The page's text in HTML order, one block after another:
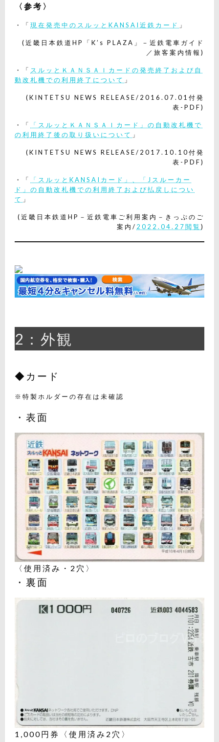
〈参考〉
・「 現在発売中のスルッとKANSAI近鉄カード 」
(近畿日本鉄道HP「K’s PLAZA」－近鉄電車ガイド
／旅客案内情報)
・「 スルッとＫＡＮＳＡＩカードの発売終了および自
動改札機での利用終了について 」
(KINTETSU NEWS RELEASE/2016.07.01付発
表-PDF)
・「
「スルッとＫＡＮＳＡＩカード」の自動改札機で
の利用終了後の取り扱いについて 」
(KINTETSU NEWS RELEASE/2017.10.10付発
表-PDF)
・「
「スルッとKANSAIカード」、「Jスルーカー
ド」の自動改札機での利用終了および払戻しについ
て 」
(近畿日本鉄道HP－近鉄電車ご利用案内－きっぷのご
案内/ 2022.04.27閲覧 )
2：外観
◆カード
※特製ホルダーの存在は未確認
・表面
〈使用済み・2穴〉
・裏面
1,000円券〈使用済み2穴〉